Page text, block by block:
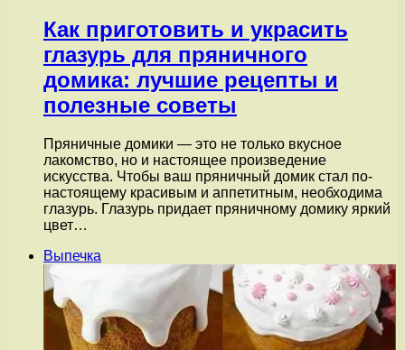
Как приготовить и украсить
глазурь для пряничного
домика: лучшие рецепты и
полезные советы
Пряничные домики — это не только вкусное
лакомство, но и настоящее произведение
искусства. Чтобы ваш пряничный домик стал по-
настоящему красивым и аппетитным, необходима
глазурь. Глазурь придает пряничному домику яркий
цвет…
Выпечка